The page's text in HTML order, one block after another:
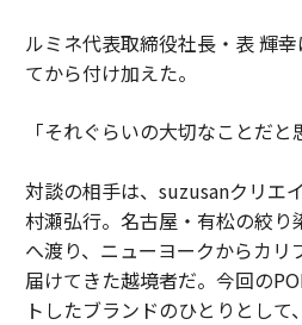
ルミネ代表取締役社長・表 輝
てから付け加えた。
「それぐらいの大切なことだと
対談の相手は、suzusanクリエ
村瀬弘行。名古屋・有松の絞り
へ渡り、ニューヨークからカリ
届けてきた越境者だ。今回の
トしたブランドのひとりとして